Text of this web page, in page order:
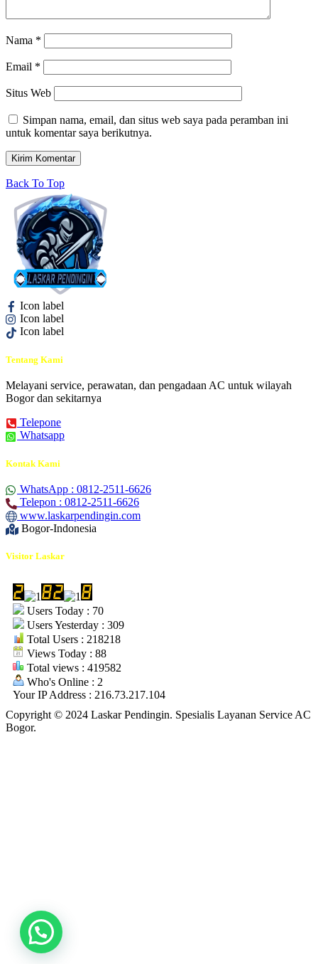
Nama *
Email *
Situs Web
Simpan nama, email, dan situs web saya pada peramban ini
untuk komentar saya berikutnya.
Back To Top
Icon label
Icon label
Icon label
Tentang Kami
Melayani service, perawatan, dan pengadaan AC untuk wilayah
Bogor dan sekitarnya
Telepone
Whatsapp
Kontak Kami
WhatsApp : 0812-2511-6626
Telepon : 0812-2511-6626
www.laskarpendingin.com
Bogor-Indonesia
Visitor Laskar
Users Today : 70
Users Yesterday : 309
Total Users : 218218
Views Today : 88
Total views : 419582
Who's Online : 2
Your IP Address : 216.73.217.104
Copyright © 2024 Laskar Pendingin. Spesialis Layanan Service AC
Bogor.